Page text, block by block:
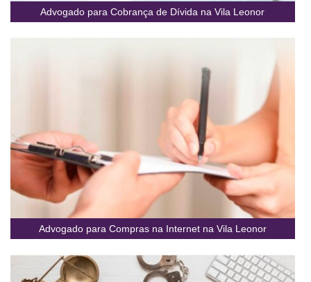
Advogado para Cobrança de Dívida na Vila Leonor
Advogado para Compras na Internet na Vila Leonor